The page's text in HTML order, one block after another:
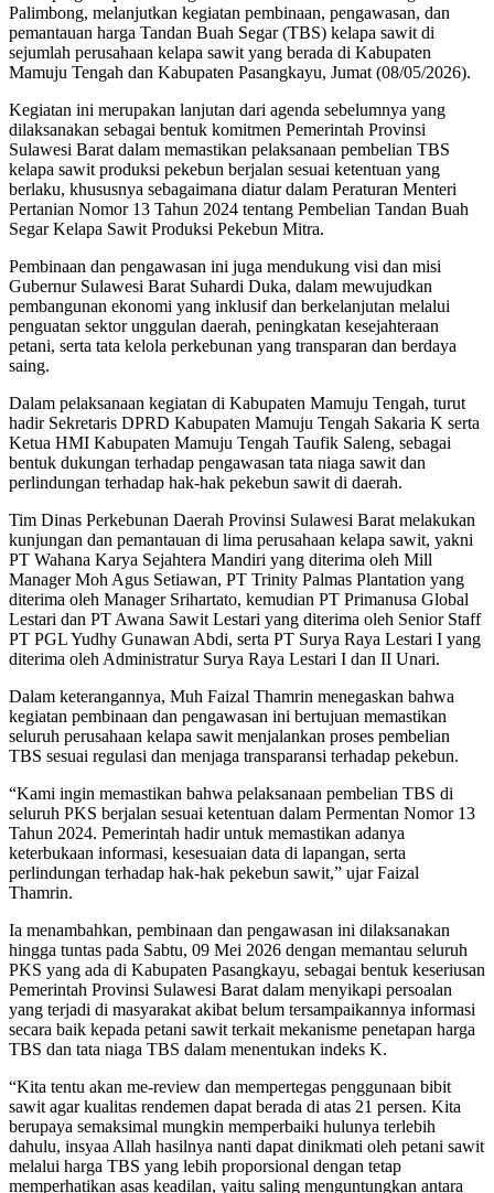
Palimbong, melanjutkan kegiatan pembinaan, pengawasan, dan
pemantauan harga Tandan Buah Segar (TBS) kelapa sawit di
sejumlah perusahaan kelapa sawit yang berada di Kabupaten
Mamuju Tengah dan Kabupaten Pasangkayu, Jumat (08/05/2026).
Kegiatan ini merupakan lanjutan dari agenda sebelumnya yang
dilaksanakan sebagai bentuk komitmen Pemerintah Provinsi
Sulawesi Barat dalam memastikan pelaksanaan pembelian TBS
kelapa sawit produksi pekebun berjalan sesuai ketentuan yang
berlaku, khususnya sebagaimana diatur dalam Peraturan Menteri
Pertanian Nomor 13 Tahun 2024 tentang Pembelian Tandan Buah
Segar Kelapa Sawit Produksi Pekebun Mitra.
Pembinaan dan pengawasan ini juga mendukung visi dan misi
Gubernur Sulawesi Barat Suhardi Duka, dalam mewujudkan
pembangunan ekonomi yang inklusif dan berkelanjutan melalui
penguatan sektor unggulan daerah, peningkatan kesejahteraan
petani, serta tata kelola perkebunan yang transparan dan berdaya
saing.
Dalam pelaksanaan kegiatan di Kabupaten Mamuju Tengah, turut
hadir Sekretaris DPRD Kabupaten Mamuju Tengah Sakaria K serta
Ketua HMI Kabupaten Mamuju Tengah Taufik Saleng, sebagai
bentuk dukungan terhadap pengawasan tata niaga sawit dan
perlindungan terhadap hak-hak pekebun sawit di daerah.
Tim Dinas Perkebunan Daerah Provinsi Sulawesi Barat melakukan
kunjungan dan pemantauan di lima perusahaan kelapa sawit, yakni
PT Wahana Karya Sejahtera Mandiri yang diterima oleh Mill
Manager Moh Agus Setiawan, PT Trinity Palmas Plantation yang
diterima oleh Manager Srihartato, kemudian PT Primanusa Global
Lestari dan PT Awana Sawit Lestari yang diterima oleh Senior Staff
PT PGL Yudhy Gunawan Abdi, serta PT Surya Raya Lestari I yang
diterima oleh Administratur Surya Raya Lestari I dan II Unari.
Dalam keterangannya, Muh Faizal Thamrin menegaskan bahwa
kegiatan pembinaan dan pengawasan ini bertujuan memastikan
seluruh perusahaan kelapa sawit menjalankan proses pembelian
TBS sesuai regulasi dan menjaga transparansi terhadap pekebun.
“Kami ingin memastikan bahwa pelaksanaan pembelian TBS di
seluruh PKS berjalan sesuai ketentuan dalam Permentan Nomor 13
Tahun 2024. Pemerintah hadir untuk memastikan adanya
keterbukaan informasi, kesesuaian data di lapangan, serta
perlindungan terhadap hak-hak pekebun sawit,” ujar Faizal
Thamrin.
Ia menambahkan, pembinaan dan pengawasan ini dilaksanakan
hingga tuntas pada Sabtu, 09 Mei 2026 dengan memantau seluruh
PKS yang ada di Kabupaten Pasangkayu, sebagai bentuk keseriusan
Pemerintah Provinsi Sulawesi Barat dalam menyikapi persoalan
yang terjadi di masyarakat akibat belum tersampaikannya informasi
secara baik kepada petani sawit terkait mekanisme penetapan harga
TBS dan tata niaga TBS dalam menentukan indeks K.
“Kita tentu akan me-review dan mempertegas penggunaan bibit
sawit agar kualitas rendemen dapat berada di atas 21 persen. Kita
berupaya semaksimal mungkin memperbaiki hulunya terlebih
dahulu, insyaa Allah hasilnya nanti dapat dinikmati oleh petani sawit
melalui harga TBS yang lebih proporsional dengan tetap
memperhatikan asas keadilan, yaitu saling menguntungkan antara